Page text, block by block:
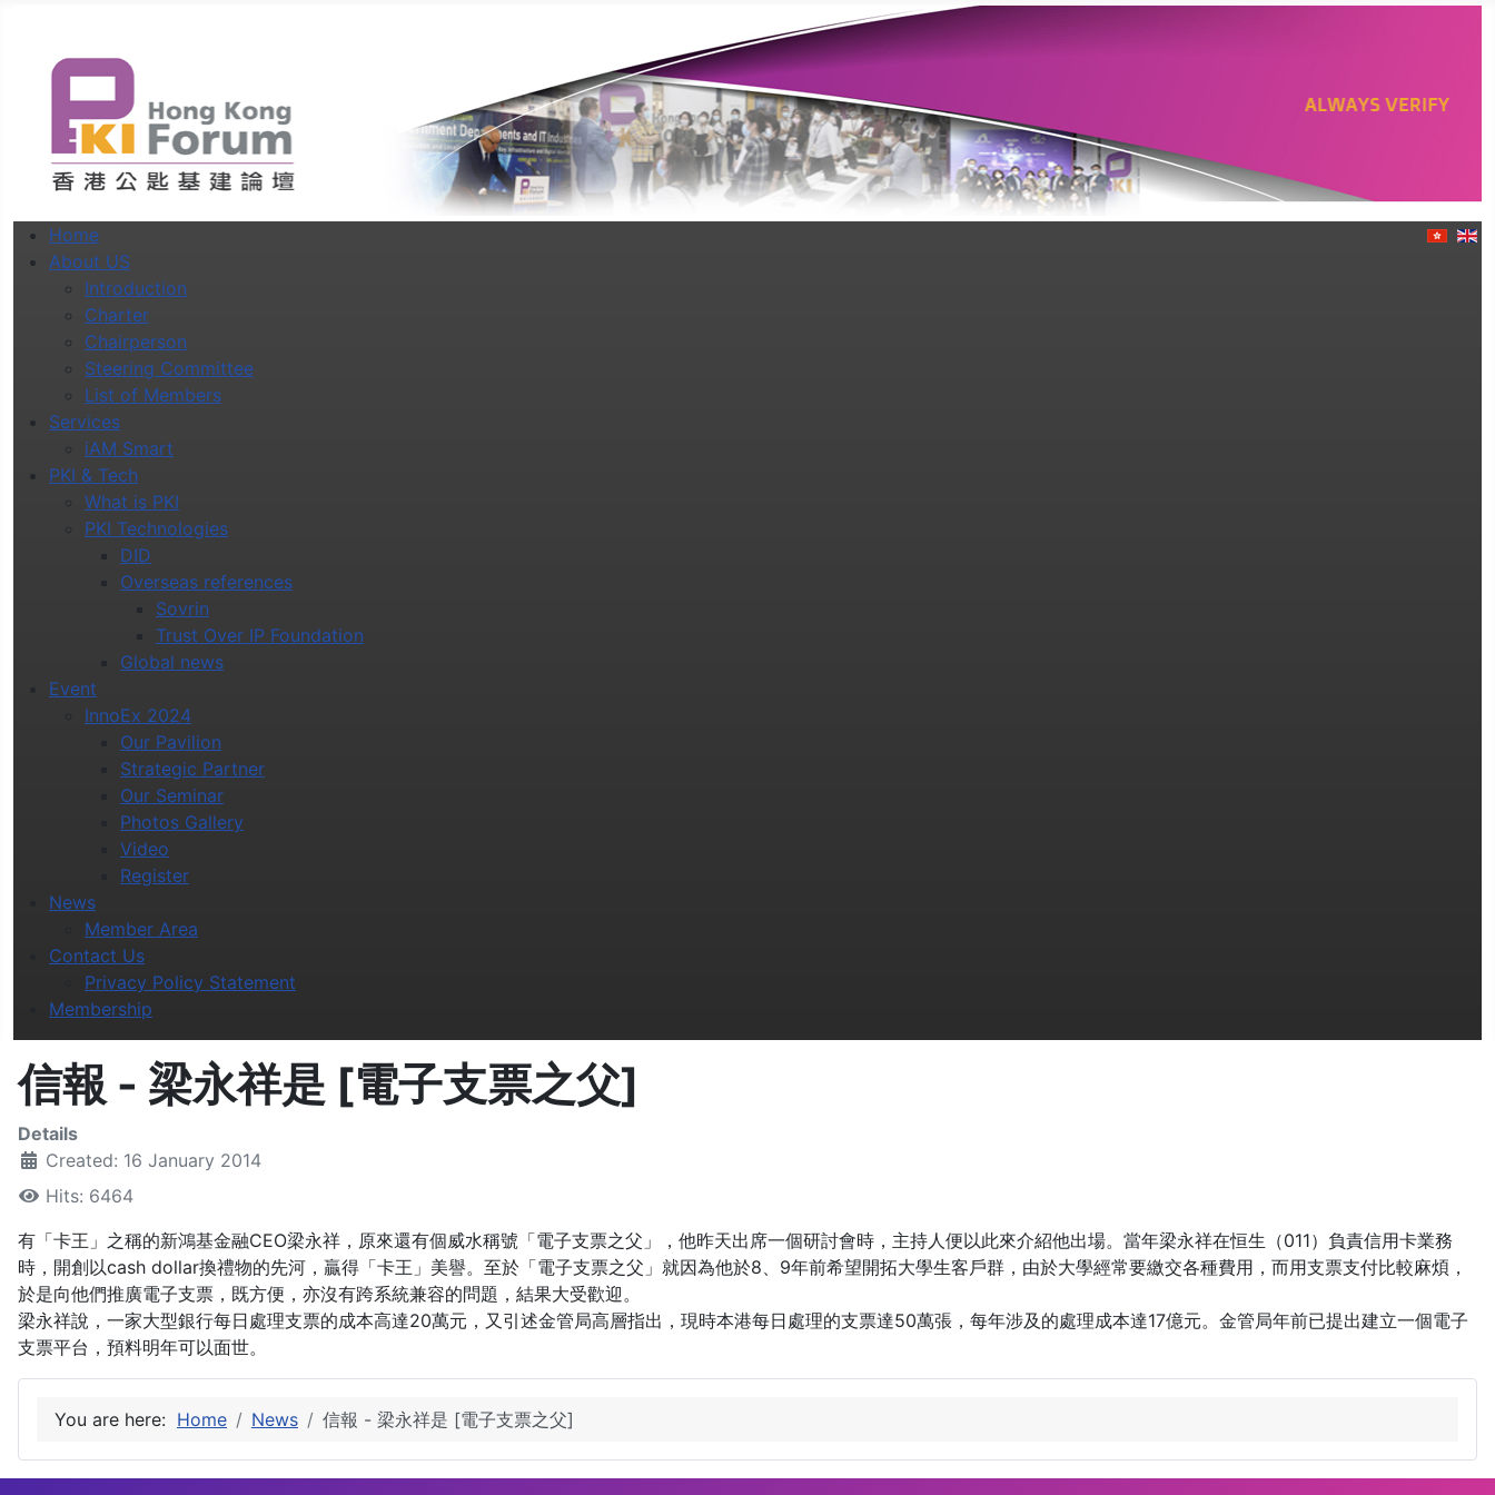
Home
About US
Introduction
Charter
Chairperson
Steering Committee
List of Members
Services
iAM Smart
PKI & Tech
What is PKI
PKI Technologies
DID
Overseas references
Sovrin
Trust Over IP Foundation
Global news
Event
InnoEx 2024
Our Pavilion
Strategic Partner
Our Seminar
Photos Gallery
Video
Register
News
Member Area
Contact Us
Privacy Policy Statement
Membership
信報 - 梁永祥是 [電子支票之父]
Details
Created: 16 January 2014
Hits: 6464
有「卡王」之稱的新鴻基金融CEO梁永祥，原來還有個威水稱號「電子支票之父」，他昨天出席一個研討會時，主持人便以此來介紹他出場。當年梁永祥在恒生（011）負責信用卡業務
時，開創以cash dollar換禮物的先河，贏得「卡王」美譽。至於「電子支票之父」就因為他於8、9年前希望開拓大學生客戶群，由於大學經常要繳交各種費用，而用支票支付比較麻煩，
於是向他們推廣電子支票，既方便，亦沒有跨系統兼容的問題，結果大受歡迎。
梁永祥說，一家大型銀行每日處理支票的成本高達20萬元，又引述金管局高層指出，現時本港每日處理的支票達50萬張，每年涉及的處理成本達17億元。金管局年前已提出建立一個電子
支票平台，預料明年可以面世。
You are here: Home News 信報 - 梁永祥是 [電子支票之父]